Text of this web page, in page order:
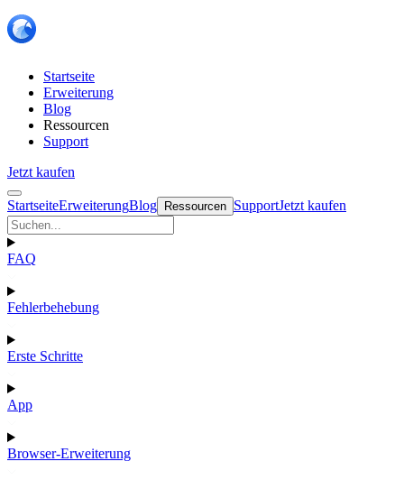
Startseite
Erweiterung
Blog
Ressourcen
Support
Jetzt kaufen
StartseiteErweiterungBlog Ressourcen SupportJetzt kaufen
FAQ
Fehlerbehebung
Erste Schritte
App
Browser-Erweiterung